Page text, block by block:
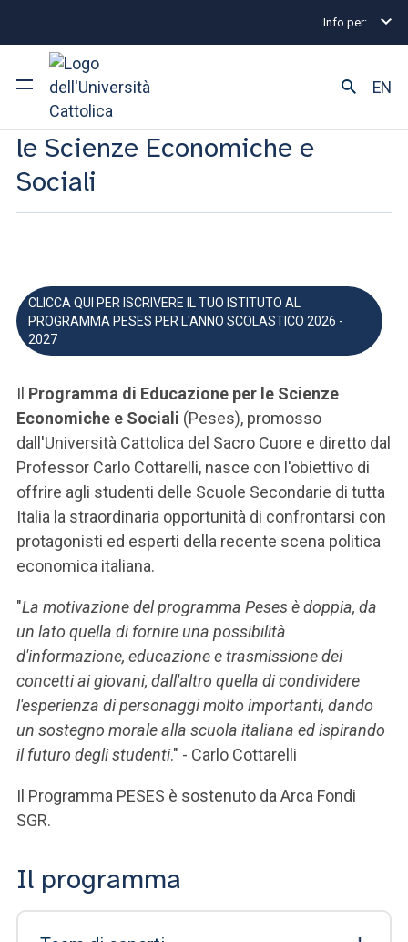
Info per:
Ateneo
Corsi di studio
Facoltà e campus
ACCEDI ALLA MAIL ICATT
ACCEDI A CLOUDMAIL
EN
PESES
Programma di Educazione per
le Scienze Economiche e
Sociali
CLICCA QUI PER ISCRIVERE IL TUO ISTITUTO AL
PROGRAMMA PESES PER L'ANNO SCOLASTICO 2026 -
2027
Il Programma di Educazione per le Scienze
Economiche e Sociali (Peses), promosso
dall'Università Cattolica del Sacro Cuore e diretto dal
Professor Carlo Cottarelli, nasce con l'obiettivo di
offrire agli studenti delle Scuole Secondarie di tutta
Italia la straordinaria opportunità di confrontarsi con
protagonisti ed esperti della recente scena politica
economica italiana.
"La motivazione del programma Peses è doppia, da
un lato quella di fornire una possibilità
d'informazione, educazione e trasmissione dei
concetti ai giovani, dall'altro quella di condividere
l'esperienza di personaggi molto importanti, dando
un sostegno morale alla scuola italiana ed ispirando
il futuro degli studenti." - Carlo Cottarelli
Il Programma PESES è sostenuto da Arca Fondi
SGR.
Il programma